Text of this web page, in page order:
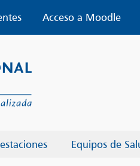
Acceso a Moodle
Equipos de